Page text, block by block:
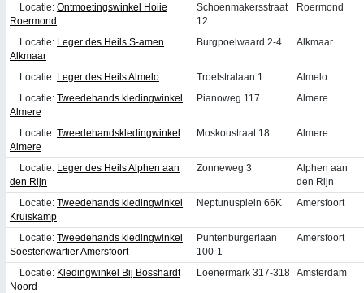
Locatie: Ontmoetingswinkel Hoiie
Roermond
Schoenmakersstraat
12
Roermond
Locatie: Leger des Heils S-amen
Alkmaar
Burgpoelwaard 2-4 Alkmaar
Locatie: Leger des Heils Almelo Troelstralaan 1
Almelo
Locatie: Tweedehands kledingwinkel
Almere
Pianoweg 117 Almere
Locatie: Tweedehandskledingwinkel
Almere
Moskoustraat 18 Almere
Locatie: Leger des Heils Alphen aan
den Rijn
Zonneweg 3
Alphen aan
den Rijn
Locatie: Tweedehands kledingwinkel
Kruiskamp
Neptunusplein 66K Amersfoort
Locatie: Tweedehands kledingwinkel
Soesterkwartier Amersfoort
Puntenburgerlaan
100-1
Amersfoort
Locatie: Kledingwinkel Bij Bosshardt
Noord
Loenermark 317-318 Amsterdam